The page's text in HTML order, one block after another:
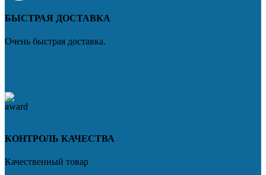
БЫСТРАЯ ДОСТАВКА
Очень быстрая доставка.
КОНТРОЛЬ КАЧЕСТВА
Качественный товар